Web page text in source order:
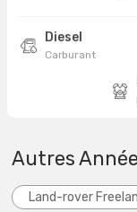
Diesel
Carburant
Autres
Land-rover